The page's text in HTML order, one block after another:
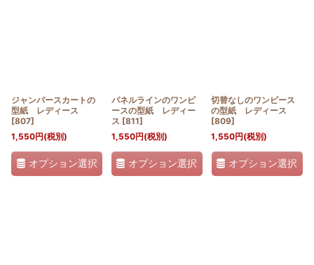
ジャンパースカートの
型紙 レディース
[807]
1,550円(税別)
オプション選択
パネルラインのワンピ
ースの型紙 レディー
ス [811]
1,550円(税別)
オプション選択
切替なしのワンピース
の型紙 レディース
[809]
1,550円(税別)
オプション選択